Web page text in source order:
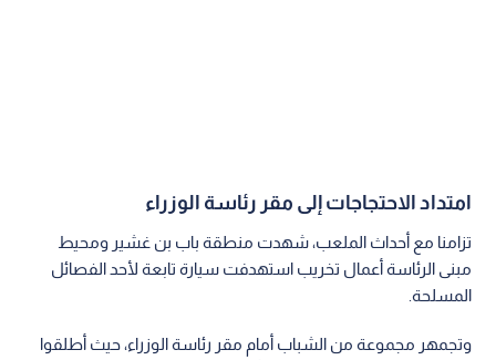
امتداد الاحتجاجات إلى مقر رئاسة الوزراء
تزامنا مع أحداث الملعب، شهدت منطقة باب بن غشير ومحيط
مبنى الرئاسة أعمال تخريب استهدفت سيارة تابعة لأحد الفصائل
المسلحة.
وتجمهر مجموعة من الشباب أمام مقر رئاسة الوزراء، حيث أطلقوا